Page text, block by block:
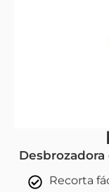
Recorta